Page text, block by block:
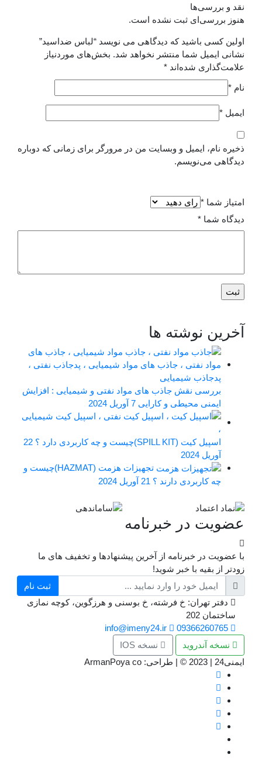
نقد و بررسی‌ها
هنوز بررسی‌ای ثبت نشده است.
اولین کسی باشید که دیدگاهی می نویسد “لباس ضداسید”
نشانی ایمیل شما منتشر نخواهد شد. بخش‌های موردنیاز
علامت‌گذاری شده‌اند*
نام*
ایمیل*
ذخیره نام، ایمیل و وبسایت من در مرورگر برای زمانی که دوباره
دیدگاهی می‌نویسم.
امتیاز شما*
دیدگاه شما*
آخرین نوشته ها
بررسی نقش جاذب های مواد نفتی و شیمیایی : افزایش
ایمنی محیطی و کارایی7 آوریل 2024
اسپیل کیت (SPILL KIT)چیست و چه کاربردی دارد ؟
22
آوریل 2024
تجهیزات هزمت (HAZMAT)چیست و
چه کاربردی دارند ؟ 21 آوریل 2024
عضویت در خبرنامه
با عضویت در خبرنامه از آخرین پیشنهادها و تخفیف های ما
زودتر از بقیه با خبر شوید!
ثبت نام
دفتر تهران: خ فرشته، خ بوسنی و هرزگوین، کوچه نمازی
ساختمان 202
09366260765
info@imeny24.ir
نسخه آندروید
نسخه IOS
ایمنی24 | 2023 ©️ | طراحی: ArmanPoya co